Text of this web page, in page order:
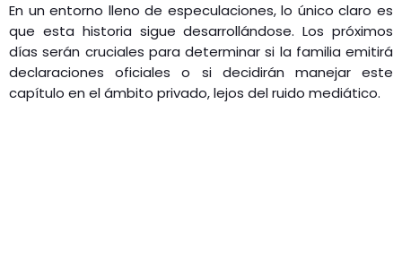
En un entorno lleno de especulaciones, lo único claro es
que esta historia sigue desarrollándose. Los próximos
días serán cruciales para determinar si la familia emitirá
declaraciones oficiales o si decidirán manejar este
capítulo en el ámbito privado, lejos del ruido mediático.